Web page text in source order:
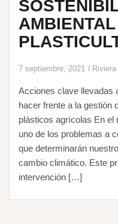
7 septiembre, 2021
Acciones clave llevadas
hacer frente a la gestión
plásticos agrícolas En el
uno de los problemas a
que determinarán
cambio climático. Este
intervención […]